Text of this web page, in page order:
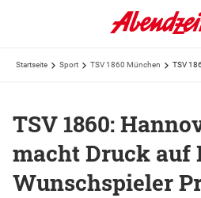
Startseite Sport TSV 1860 München
TSV 1860:
macht Druck auf
Wunschspieler